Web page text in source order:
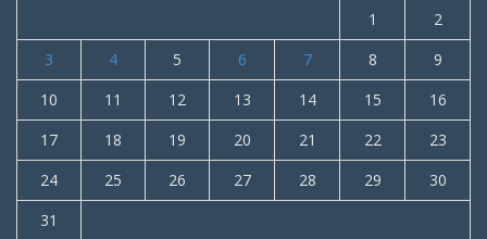
1
2
3
4 5 6 7 8
9
10
11 12 13 14 15
16
17
18 19 20 21 22
23
24
25 26 27 28 29
30
31